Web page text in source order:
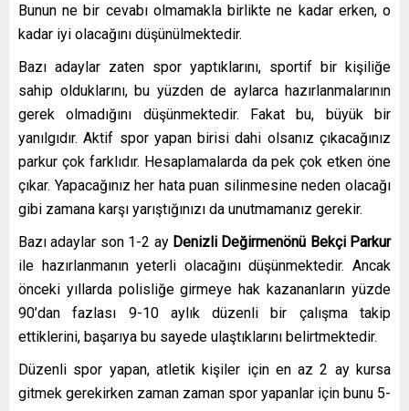
Bunun ne bir cevabı olmamakla birlikte ne kadar erken, o
kadar iyi olacağını düşünülmektedir.
Bazı adaylar zaten spor yaptıklarını, sportif bir kişiliğe
sahip olduklarını, bu yüzden de aylarca hazırlanmalarının
gerek olmadığını düşünmektedir. Fakat bu, büyük bir
yanılgıdır. Aktif spor yapan birisi dahi olsanız çıkacağınız
parkur çok farklıdır. Hesaplamalarda da pek çok etken öne
çıkar. Yapacağınız her hata puan silinmesine neden olacağı
gibi zamana karşı yarıştığınızı da unutmamanız gerekir.
Bazı adaylar son 1-2 ay Denizli Değirmenönü Bekçi Parkur
ile hazırlanmanın yeterli olacağını düşünmektedir. Ancak
önceki yıllarda polisliğe girmeye hak kazananların yüzde
90’dan fazlası 9-10 aylık düzenli bir çalışma takip
ettiklerini, başarıya bu sayede ulaştıklarını belirtmektedir.
Düzenli spor yapan, atletik kişiler için en az 2 ay kursa
gitmek gerekirken zaman zaman spor yapanlar için bunu 5-